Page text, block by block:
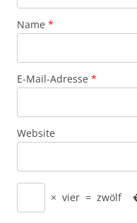
Name *
E-Mail-Adresse *
Website
× vier = zwölf